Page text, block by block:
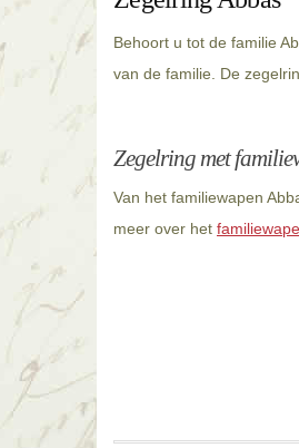
Behoort u tot de familie
van de familie. De
Zegelring met
Van het familiewapen
meer over het